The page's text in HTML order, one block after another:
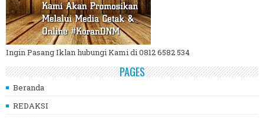
Ingin Pasang Iklan hubungi Kami di 0812 6582 534
PAGES
Beranda
REDAKSI